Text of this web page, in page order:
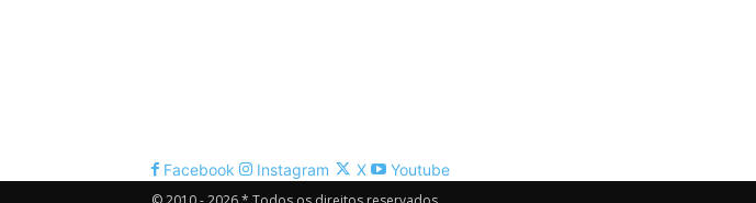
Facebook Instagram X
Youtube